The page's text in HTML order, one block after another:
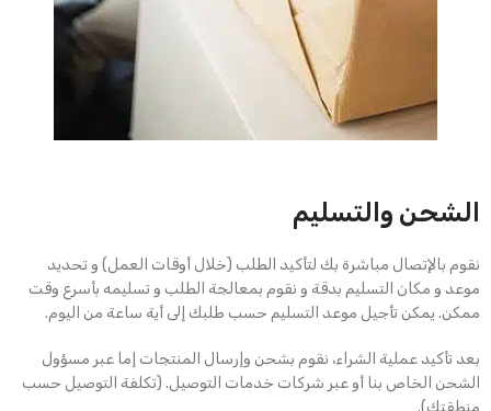
الشحن والتسليم
نقوم بالإتصال مباشرة بك لتأكيد الطلب (خلال أوقات العمل) و تحديد
موعد و مكان التسليم بدقة و نقوم بمعالجة الطلب و تسليمه بأسرع وقت
ممكن. يمكن تأجيل موعد التسليم حسب طلبك إلى أية ساعة من اليوم.
بعد تأكيد عملية الشراء، نقوم بشحن وإرسال المنتجات إما عبر مسؤول
الشحن الخاص بنا أو عبر شركات خدمات التوصيل. (تكلفة التوصيل حسب
منطقتك).